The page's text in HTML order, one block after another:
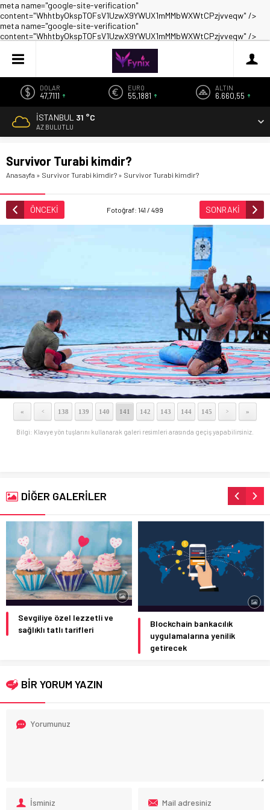
meta name="google-site-verification"
content="WhhtbyOkspTOFsV1UzwX9YWUX1mMMbWXWtCPzjvveqw" />
meta name="google-site-verification"
content="WhhtbyOkspTOFsV1UzwX9YWUX1mMMbWXWtCPzjvveqw" />
DOLAR
47,7111
EURO
55,1881
ALTIN
6.660,55
İSTANBUL 31 °C
AZ BULUTLU
Survivor Turabi kimdir?
Anasayfa » Survivor Turabi kimdir? » Survivor Turabi kimdir?
ÖNCEKİ Fotoğraf: 141 / 499 SONRAKİ
« < 138 139 140 141 142 143 144 145 > »
Bilgi: Klavye yön tuşlarını kullanarak galeri resimleri arasında geçiş yapabilirsiniz.
DİĞER GALERİLER
Sevgiliye özel lezzetli ve
sağlıklı tatlı tarifleri
Blockchain bankacılık
uygulamalarına yenilik
getirecek
BİR YORUM YAZIN